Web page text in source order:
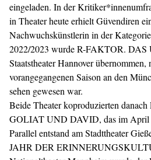
eingeladen. In der
in Theater heute erhielt Güvendiren
Nachwuchskünstlerin in der
2022/2023 wurde R-FAKTOR.
Staatstheater Hannover übernommen,
vorangegangenen Saison an den
sehen gewesen war.
Beide Theater koproduzierten
GOLIAT UND DAVID, das im April
Parallel entstand am Stadttheater
JAHR DER